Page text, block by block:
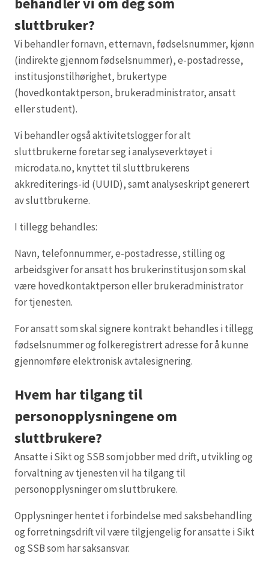
sluttbruker?
Vi behandler fornavn, etternavn, fødselsnummer, kjønn
(indirekte gjennom fødselsnummer), e-postadresse,
institusjonstilhørighet, brukertype
(hovedkontaktperson, brukeradministrator, ansatt
eller student).
Vi behandler også aktivitetslogger for alt
sluttbrukerne foretar seg i analyseverktøyet i
microdata.no, knyttet til sluttbrukerens
akkrediterings-id (UUID), samt analyseskript generert
av sluttbrukerne.
I tillegg behandles:
Navn, telefonnummer, e-postadresse, stilling og
arbeidsgiver for ansatt hos brukerinstitusjon som skal
være hovedkontaktperson eller brukeradministrator
for tjenesten.
For ansatt som skal signere kontrakt behandles i tillegg
fødselsnummer og folkeregistrert adresse for å kunne
gjennomføre elektronisk avtalesignering.
Hvem har tilgang til
personopplysningene om
sluttbrukere?
Ansatte i Sikt og SSB som jobber med drift, utvikling og
forvaltning av tjenesten vil ha tilgang til
personopplysninger om sluttbrukere.
Opplysninger hentet i forbindelse med saksbehandling
og forretningsdrift vil være tilgjengelig for ansatte i Sikt
og SSB som har saksansvar.